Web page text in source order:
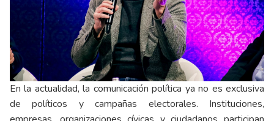
En la actualidad, la comunicación política ya no es exclusiva
de políticos y campañas electorales. Instituciones,